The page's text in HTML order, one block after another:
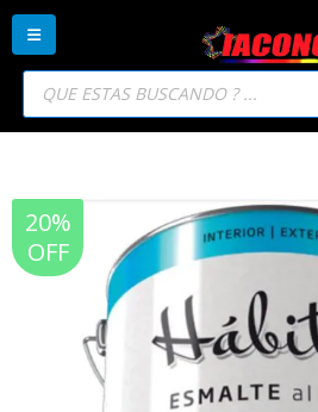
Búsqueda
productos
20%
OFF